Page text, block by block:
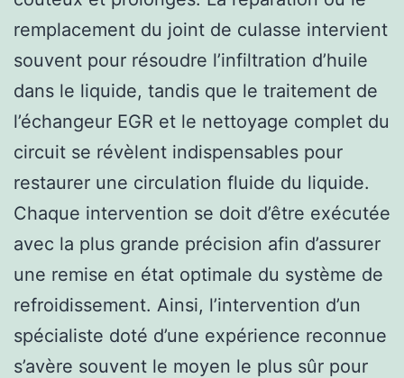
remplacement du joint de culasse intervient
souvent pour résoudre l’infiltration d’huile
dans le liquide, tandis que le traitement de
l’échangeur EGR et le nettoyage complet du
circuit se révèlent indispensables pour
restaurer une circulation fluide du liquide.
Chaque intervention se doit d’être exécutée
avec la plus grande précision afin d’assurer
une remise en état optimale du système de
refroidissement. Ainsi, l’intervention d’un
spécialiste doté d’une expérience reconnue
s’avère souvent le moyen le plus sûr pour